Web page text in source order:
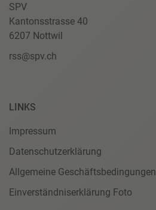
SPV
Kantonsstrasse 40
6207 Nottwil
rss@spv.ch
LINKS
Impressum
Datenschutzerklärung
Allgemeine Geschäftsbedingungen
Einverständniserklärung Foto